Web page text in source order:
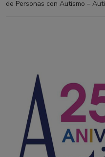
de Personas con Autismo –